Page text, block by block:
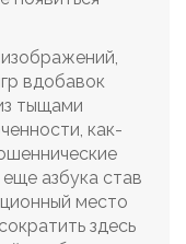
вдобавок
тыщами
как-
азбука став
место
здесь